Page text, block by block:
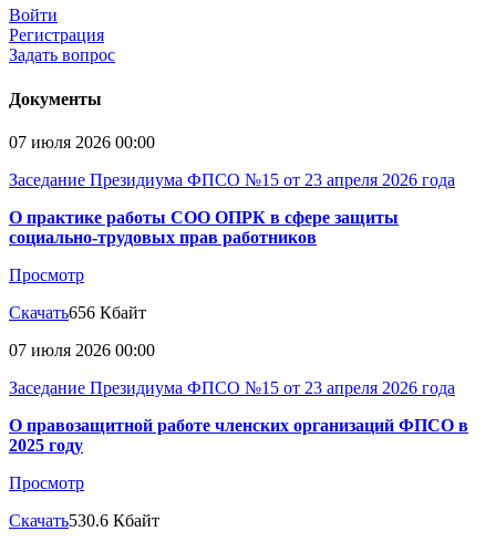
Войти
Регистрация
Задать вопрос
Документы
07 июля 2026 00:00
Заседание Президиума ФПСО №15 от 23 апреля 2026 года
О практике работы СОО ОПРК в сфере защиты
социально-трудовых прав работников
Просмотр
Скачать656 Кбайт
07 июля 2026 00:00
Заседание Президиума ФПСО №15 от 23 апреля 2026 года
О правозащитной работе членских организаций ФПСО в
2025 году
Просмотр
Скачать530.6 Кбайт